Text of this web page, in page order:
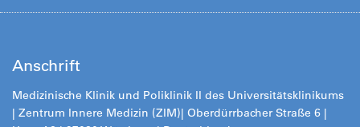
Anschrift
Medizinische Klinik und Poliklinik II des Universitätsklinikums
| Zentrum Innere Medizin (ZIM)| Oberdürrbacher Straße 6 |